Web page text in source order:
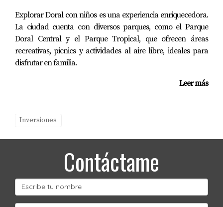
compró una propiedad vacacional cerca de Orlando
con la intención de alquilarla a turistas. Gracias a su
ubicación estratégica y al auge del turismo familiar,
lograron obtener ingresos constantes durante todo
atractivo turístico puede generar ingresos
CONCLUSIÓN
Invertir en bienes raíces en Florida presenta tanto
oportunidades como desafíos relacionados con el
Explorar Doral con niños es una experiencia enriquecedora.
La ciudad cuenta con diversos parques, como el Parque
Doral Central y el Parque Tropical, que ofrecen áreas
recreativas, picnics y actividades al aire libre, ideales para
disfrutar en familia.
Leer más
Inversiones
Contáctame